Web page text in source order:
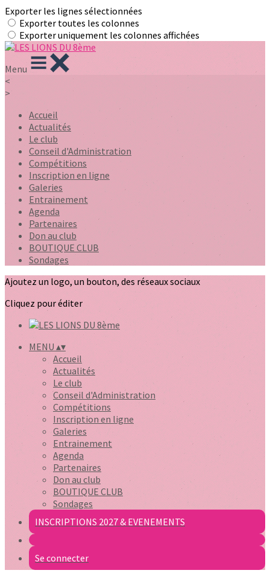
Exporter les lignes sélectionnées
Exporter toutes les colonnes
Exporter uniquement les colonnes affichées
Menu
<
>
Accueil
Actualités
Le club
Conseil d'Administration
Compétitions
Inscription en ligne
Galeries
Entrainement
Agenda
Partenaires
Don au club
BOUTIQUE CLUB
Sondages
Ajoutez un logo, un bouton, des réseaux sociaux
Cliquez pour éditer
MENU▴▾
Accueil
Actualités
Le club
Conseil d'Administration
Compétitions
Inscription en ligne
Galeries
Entrainement
Agenda
Partenaires
Don au club
BOUTIQUE CLUB
Sondages
INSCRIPTIONS 2027 & EVENEMENTS
Se connecter